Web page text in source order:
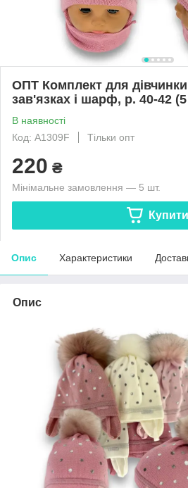
ОПТ Комплект для
зав'язках і шарф, р. 40-42
В наявності
Код: A1309F
Тільки опт
220 ₴
Мінімальне замовлення — 5 шт.
Купити
Опис Характеристики
Опис